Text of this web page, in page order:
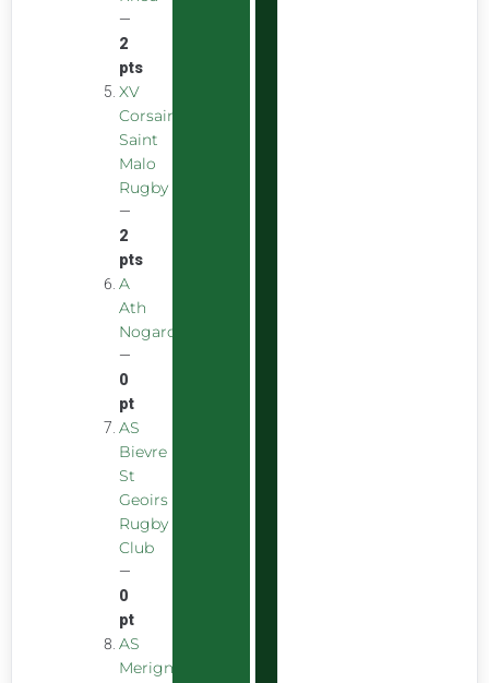
—
2
pts
XV
Corsaire
Saint
Malo
Rugby
—
2
pts
A
Ath
Nogarolienne
—
0
pt
AS
Bievre
St
Geoirs
Rugby
Club
—
0
pt
AS
Merignac